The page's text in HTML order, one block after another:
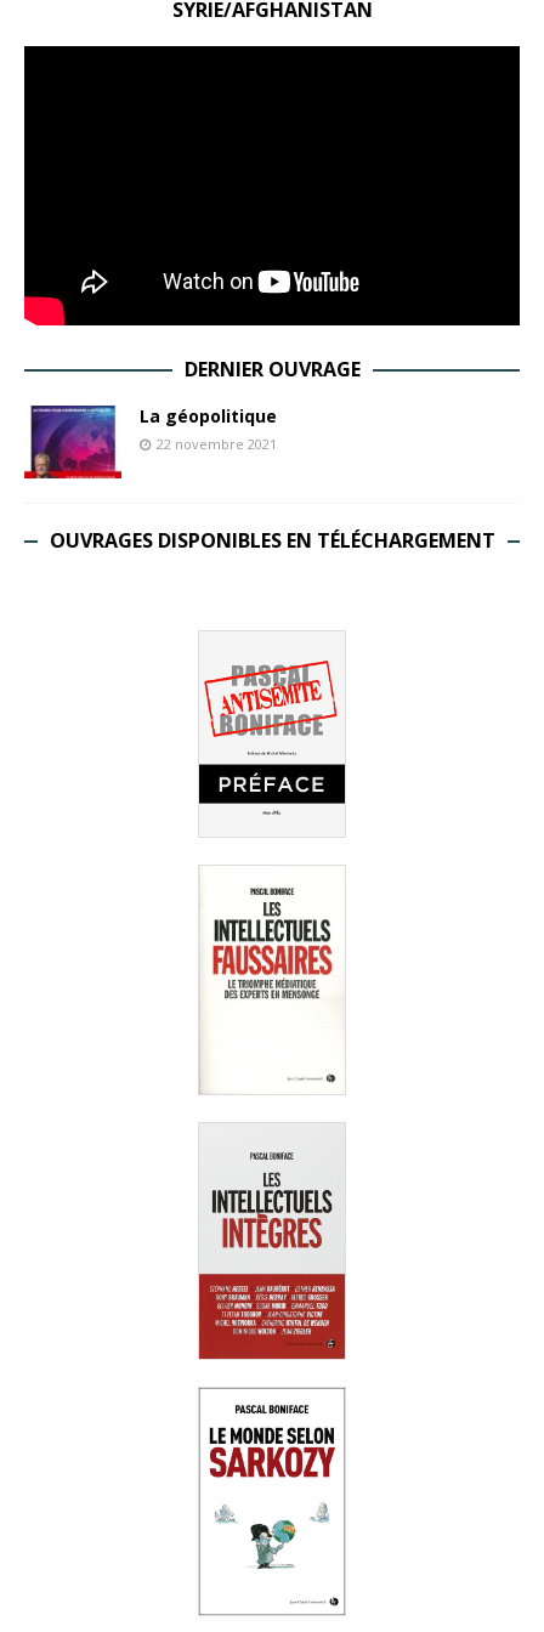
SYRIE/AFGHANISTAN
DERNIER OUVRAGE
La géopolitique
22 novembre 2021
OUVRAGES DISPONIBLES EN TÉLÉCHARGEMENT